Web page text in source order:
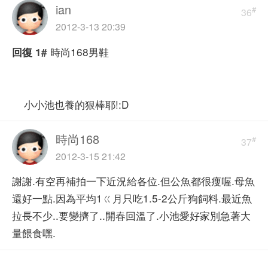
36#
ian
2012-3-13 20:39
回復 1# 時尚168男鞋
小小池也養的狠棒耶!:D
37#
時尚168
2012-3-15 21:42
謝謝.有空再補拍一下近況給各位.但公魚都很瘦喔.母魚
還好一點.因為平均1ㄍ月只吃1.5-2公斤狗飼料.最近魚
拉長不少..要變擠了..開春回溫了.小池愛好家別急著大
量餵食嘿.